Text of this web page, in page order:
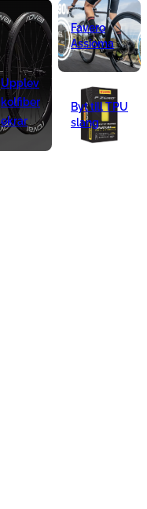
Upplev
kolfiber
ekrar
Favero
Assioma
Byt till TPU
slang